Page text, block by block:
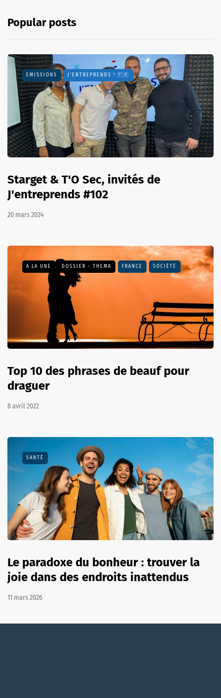
Popular posts
EMISSIONS J'ENTREPRENDS ! 🇫🇷
Starget & T'O Sec, invités de
J'entreprends #102
20 mars 2024
A LA UNE DOSSIER - THEMA FRANCE SOCIÉTÉ
Top 10 des phrases de beauf pour
draguer
8 avril 2022
SANTÉ
Le paradoxe du bonheur : trouver la
joie dans des endroits inattendus
11 mars 2026